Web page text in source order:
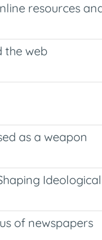
resources
the web
as a weapon
of newspapers